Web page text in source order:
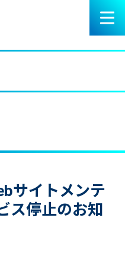
サイトメンテ
ス停止のお知